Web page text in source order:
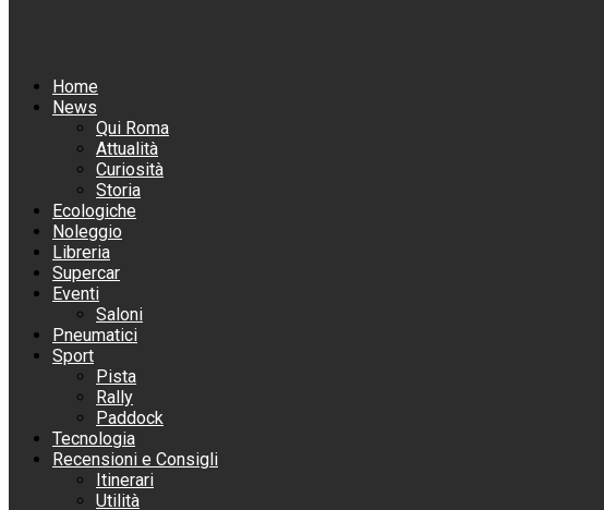
Home
News
Qui Roma
Attualità
Curiosità
Storia
Ecologiche
Noleggio
Libreria
Supercar
Eventi
Saloni
Pneumatici
Sport
Pista
Rally
Paddock
Tecnologia
Recensioni e Consigli
Itinerari
Utilità